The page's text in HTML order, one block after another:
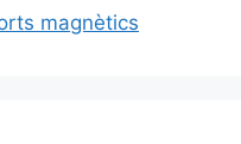
magnètics